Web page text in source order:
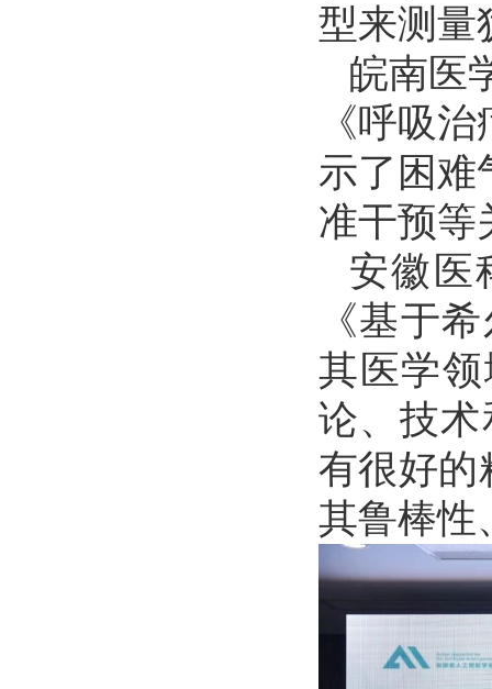
型来测量
皖南医
《呼吸
示了困难
准干预等
安徽医
《基于
其医学
论、技
有很好的
其鲁棒性